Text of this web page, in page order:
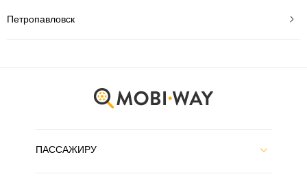
Петропавловск
ПАССАЖИРУ